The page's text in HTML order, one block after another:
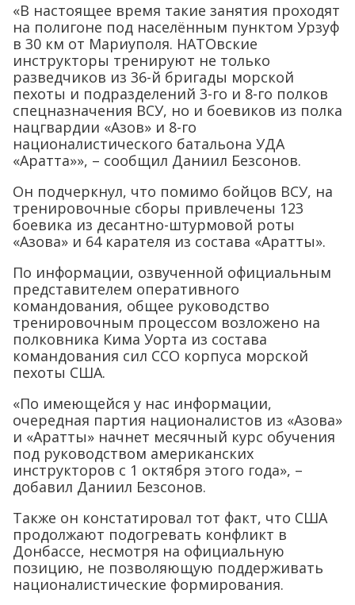
«В настоящее время такие занятия проходят
на полигоне под населённым пунктом Урзуф
в 30 км от Мариуполя. НАТОвские
инструкторы тренируют не только
разведчиков из 36-й бригады морской
пехоты и подразделений 3-го и 8-го полков
спецназначения ВСУ, но и боевиков из полка
нацгвардии «Азов» и 8-го
националистического батальона УДА
«Аратта»», – сообщил Даниил Безсонов.
Он подчеркнул, что помимо бойцов ВСУ, на
тренировочные сборы привлечены 123
боевика из десантно-штурмовой роты
«Азова» и 64 карателя из состава «Аратты».
По информации, озвученной официальным
представителем оперативного
командования, общее руководство
тренировочным процессом возложено на
полковника Кима Уорта из состава
командования сил ССО корпуса морской
пехоты США.
«По имеющейся у нас информации,
очередная партия националистов из «Азова»
и «Аратты» начнет месячный курс обучения
под руководством американских
инструкторов с 1 октября этого года», –
добавил Даниил Безсонов.
Также он констатировал тот факт, что США
продолжают подогревать конфликт в
Донбассе, несмотря на официальную
позицию, не позволяющую поддерживать
националистические формирования.